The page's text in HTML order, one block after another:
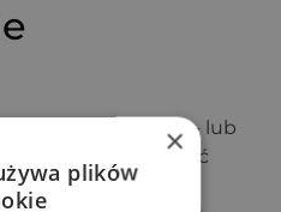
(jedno-, dwu- lub
zachodzi większość
×
plików